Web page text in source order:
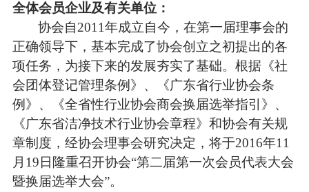
全体会员企业及有关单位：
协会自2011年成立自今，在第一届理事会的
正确领导下，基本完成了协会创立之初提出的各
项任务，为接下来的发展夯实了基础。根据《社
会团体登记管理条例》 、
《广东省行业协会条
例》、《全省性行业协会商会换届选举指引》 、
《广东省洁净技术行业协会章程》和协会有关规
章制度， 经协会理事会研究决定，将于2016年11
月19日隆重召开协会“第二届第一次会员代表大会
暨换届选举大会”。